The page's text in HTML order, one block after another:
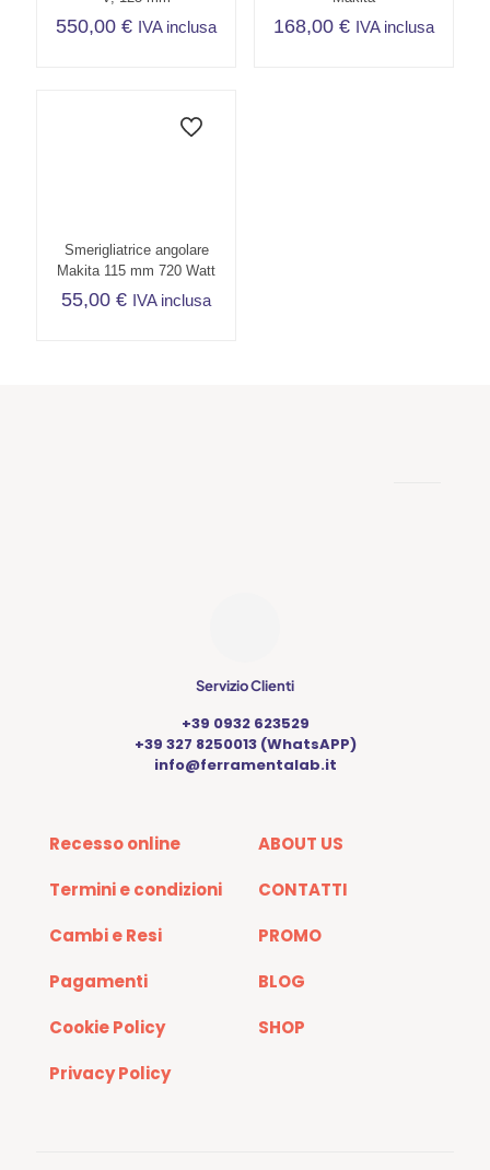
550,00€ IVA inclusa 168,00 € IVA inclusa
Smerigliatrice angolare
Makita 115 mm 720 Watt
55,00€ IVA inclusa
Servizio Clienti
+39 0932 623529
+39 327 8250013 (WhatsAPP)
info@ferramentalab.it
Recesso online
Termini e condizioni
Cambi e Resi
Pagamenti
Cookie Policy
Privacy Policy
ABOUT US
CONTATTI
PROMO
BLOG
SHOP